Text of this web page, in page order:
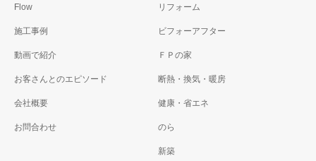
Flow
施工事例
動画で紹介
お客さんとのエピソード
会社概要
お問合わせ
リフォーム
ビフォーアフター
ＦＰの家
断熱・換気・暖房
健康・省エネ
のら
新築